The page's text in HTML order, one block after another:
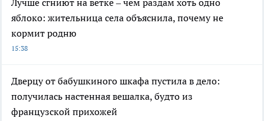
яблоко: жительница села объяснила, почему не
кормит родню
15:38
Дверцу от бабушкиного шкафа пустила в дело:
получилась настенная вешалка, будто из
французской прихожей